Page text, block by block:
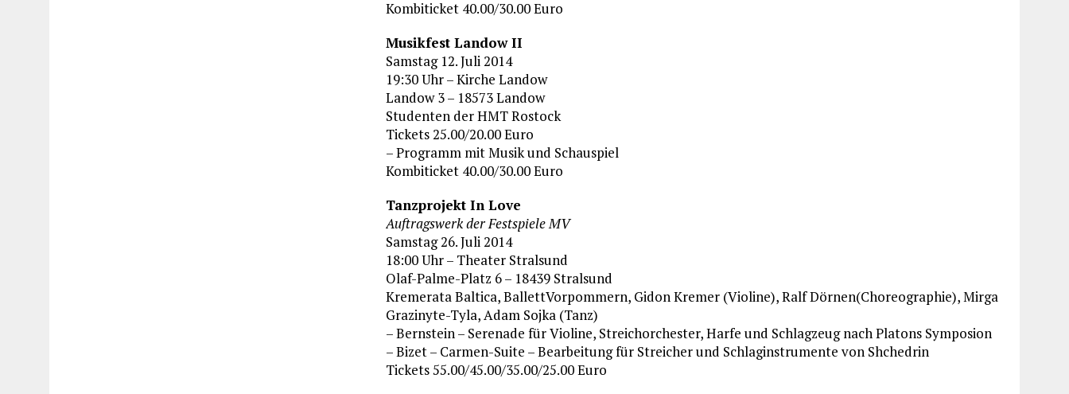
Kombiticket 40.00/30.00 Euro
Musikfest Landow II
Samstag 12. Juli 2014
19:30 Uhr – Kirche Landow
Landow 3 – 18573 Landow
Studenten der HMT Rostock
Tickets 25.00/20.00 Euro
– Programm mit Musik und Schauspiel
Kombiticket 40.00/30.00 Euro
Tanzprojekt In Love
Auftragswerk der Festspiele MV
Samstag 26. Juli 2014
18:00 Uhr – Theater Stralsund
Olaf-Palme-Platz 6 – 18439 Stralsund
Kremerata Baltica, BallettVorpommern, Gidon Kremer (Violine), Ralf Dörnen(Choreographie), Mirga
Grazinyte-Tyla, Adam Sojka (Tanz)
– Bernstein – Serenade für Violine, Streichorchester, Harfe und Schlagzeug nach Platons Symposion
– Bizet – Carmen-Suite – Bearbeitung für Streicher und Schlaginstrumente von Shchedrin
Tickets 55.00/45.00/35.00/25.00 Euro